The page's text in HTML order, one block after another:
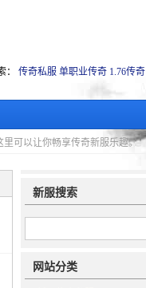
： 传奇私服 单职业传奇 1.76传奇
可以让你畅享传奇新服乐趣。
新服搜索
网站分类